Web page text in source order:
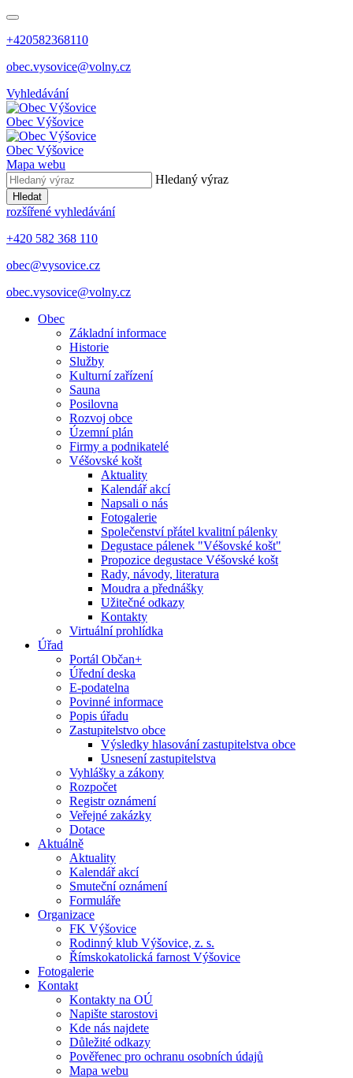
+420582368110
obec.vysovice@volny.cz
Vyhledávání
Obec Výšovice
Obec Výšovice
Mapa webu
Hledaný výraz
Hledat
rozšířené vyhledávání
+420 582 368 110
obec@vysovice.cz
obec.vysovice@volny.cz
Obec
Základní informace
Historie
Služby
Kulturní zařízení
Sauna
Posilovna
Rozvoj obce
Územní plán
Firmy a podnikatelé
Véšovské košt
Aktuality
Kalendář akcí
Napsali o nás
Fotogalerie
Společenství přátel kvalitní pálenky
Degustace pálenek "Véšovské košt"
Propozice degustace Véšovské košt
Rady, návody, literatura
Moudra a přednášky
Užitečné odkazy
Kontakty
Virtuální prohlídka
Úřad
Portál Občan+
Úřední deska
E-podatelna
Povinné informace
Popis úřadu
Zastupitelstvo obce
Výsledky hlasování zastupitelstva obce
Usnesení zastupitelstva
Vyhlášky a zákony
Rozpočet
Registr oznámení
Veřejné zakázky
Dotace
Aktuálně
Aktuality
Kalendář akcí
Smuteční oznámení
Formuláře
Organizace
FK Výšovice
Rodinný klub Výšovice, z. s.
Římskokatolická farnost Výšovice
Fotogalerie
Kontakt
Kontakty na OÚ
Napište starostovi
Kde nás najdete
Důležité odkazy
Pověřenec pro ochranu osobních údajů
Mapa webu